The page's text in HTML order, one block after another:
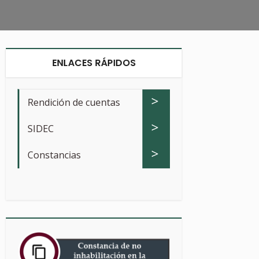
ENLACES RÁPIDOS
Rendición de cuentas >
SIDEC >
Constancias >